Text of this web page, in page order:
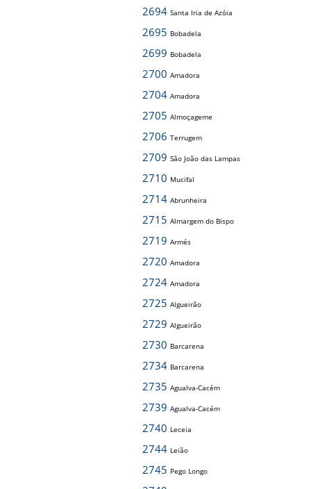
2694 Santa Iria de Azóia
2695 Bobadela
2699 Bobadela
2700 Amadora
2704 Amadora
2705 Almoçageme
2706 Terrugem
2709 São João das Lampas
2710 Mucifal
2714 Abrunheira
2715 Almargem do Bispo
2719 Armés
2720 Amadora
2724 Amadora
2725 Algueirão
2729 Algueirão
2730 Barcarena
2734 Barcarena
2735 Agualva-Cacém
2739 Agualva-Cacém
2740 Leceia
2744 Leião
2745 Pego Longo